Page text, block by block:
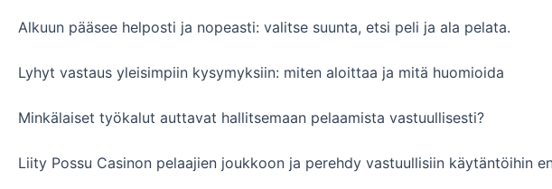
Alkuun pääsee helposti ja nopeasti: valitse suunta, etsi peli ja ala pelata.
Lyhyt vastaus yleisimpiin kysymyksiin: miten aloittaa ja mitä huomioida
Minkälaiset työkalut auttavat hallitsemaan pelaamista vastuullisesti?
Liity Possu Casinon pelaajien joukkoon ja perehdy vastuullisiin käytäntöihin